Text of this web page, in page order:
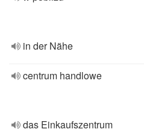
in der Nähe
centrum handlowe
das Einkaufszentrum